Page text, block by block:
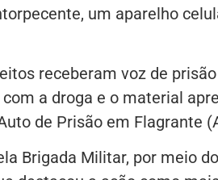
um aparelho
receberam voz de
a droga e o material
de Prisão em Flagrante
Brigada Militar, por meio